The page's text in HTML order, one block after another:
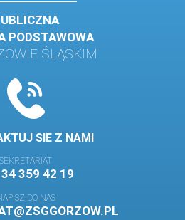
PODSTAWOWA
ŚLĄSKIM
SIE Z NAMI
SEKRETARIAT
359 42 19
DO NAS